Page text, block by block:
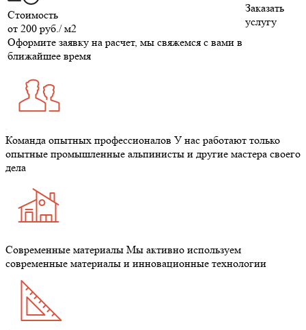
Стоимость
от 200 руб./ м2
Оформите заявку на расчет, мы свяжемся с вами в
ближайшее время
Заказать
услугу
Команда опытных профессионалов У нас работают только
опытные промышленные альпинисты и другие мастера своего
дела
Современные материалы Мы активно используем
современные материалы и инновационные технологии